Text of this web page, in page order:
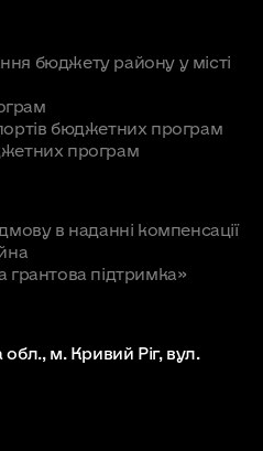
бюджету району у місті
бюджетних програм
програм
в наданні компенсації
грантова підтримка»
м. Кривий Ріг, вул.